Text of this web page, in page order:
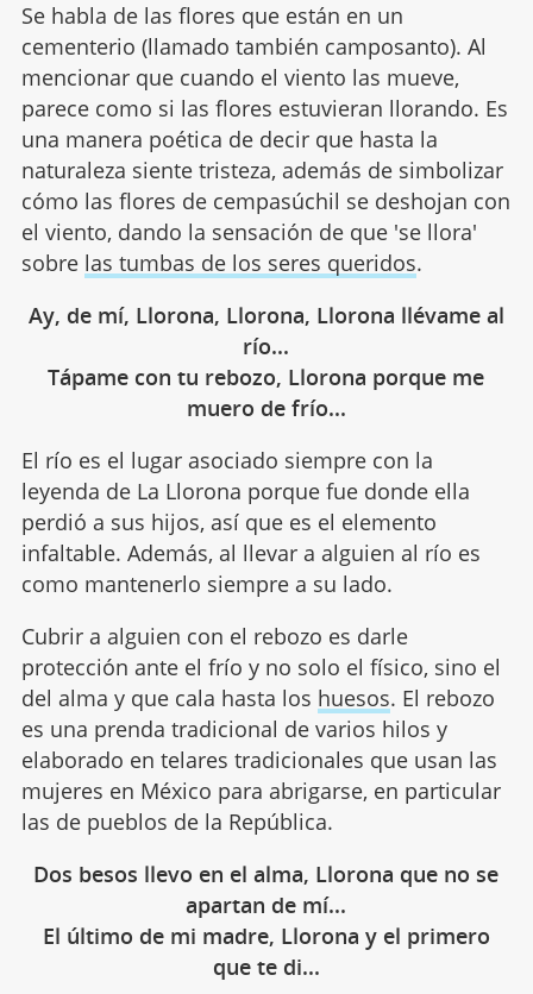
Se habla de las flores que están en un
cementerio (llamado también camposanto). Al
mencionar que cuando el viento las mueve,
parece como si las flores estuvieran llorando. Es
una manera poética de decir que hasta la
naturaleza siente tristeza, además de simbolizar
cómo las flores de cempasúchil se deshojan con
el viento, dando la sensación de que 'se llora'
sobre las tumbas de los seres queridos.
Ay, de mí, Llorona, Llorona, Llorona llévame al
río...
Tápame con tu rebozo, Llorona porque me
muero de frío...
El río es el lugar asociado siempre con la
leyenda de La Llorona porque fue donde ella
perdió a sus hijos, así que es el elemento
infaltable. Además, al llevar a alguien al río es
como mantenerlo siempre a su lado.
Cubrir a alguien con el rebozo es darle
protección ante el frío y no solo el físico, sino el
del alma y que cala hasta los huesos. El rebozo
es una prenda tradicional de varios hilos y
elaborado en telares tradicionales que usan las
mujeres en México para abrigarse, en particular
las de pueblos de la República.
Dos besos llevo en el alma, Llorona que no se
apartan de mí...
El último de mi madre, Llorona y el primero
que te di...